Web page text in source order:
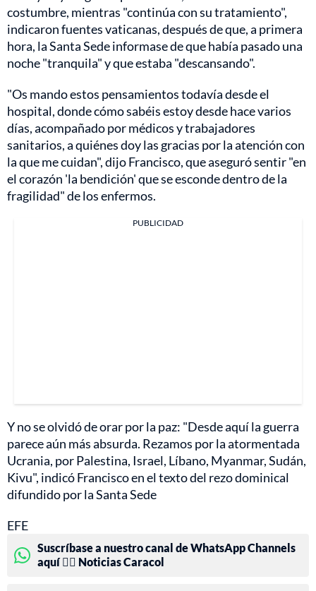
costumbre, mientras "continúa con su tratamiento",
indicaron fuentes vaticanas, después de que, a primera
hora, la Santa Sede informase de que había pasado una
noche "tranquila" y que estaba "descansando".
"Os mando estos pensamientos todavía desde el
hospital, donde cómo sabéis estoy desde hace varios
días, acompañado por médicos y trabajadores
sanitarios, a quiénes doy las gracias por la atención con
la que me cuidan", dijo Francisco, que aseguró sentir "en
el corazón 'la bendición' que se esconde dentro de la
fragilidad" de los enfermos.
PUBLICIDAD
Y no se olvidó de orar por la paz: "Desde aquí la guerra
parece aún más absurda. Rezamos por la atormentada
Ucrania, por Palestina, Israel, Líbano, Myanmar, Sudán,
Kivu", indicó Francisco en el texto del rezo dominical
difundido por la Santa Sede
EFE
Suscríbase a nuestro canal de WhatsApp Channels
aquí 👉🏻 Noticias Caracol